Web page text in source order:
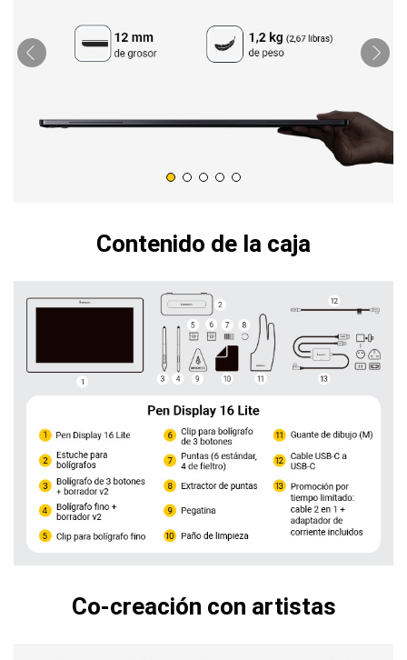
Contenido de la caja
Co-creación con artistas